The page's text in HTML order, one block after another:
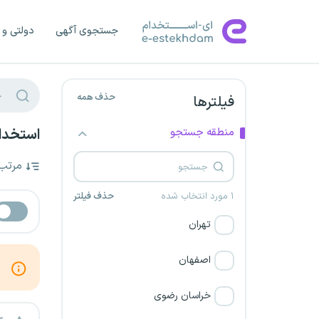
جستجوی آگهی دولتی
فیلترها حذف همه
منطقه جستجو
۱ مورد انتخاب شده حذف فیلتر
تهران
اصفهان
خراسان رضوی